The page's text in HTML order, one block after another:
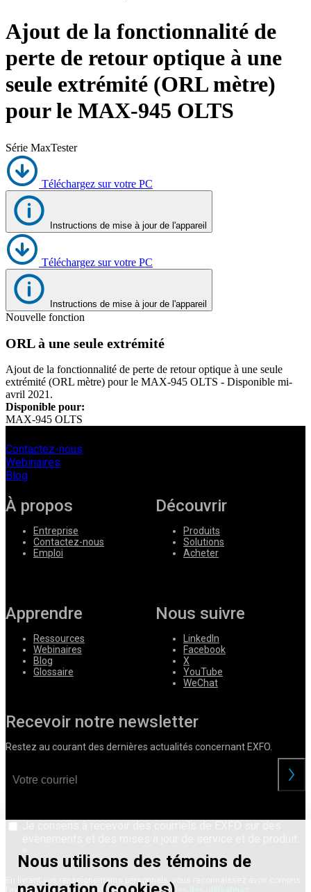
Nous utilisons des témoins de
Services
Acheter
Ressources
Contactez-
nous
connecter
Entreprise
Emploi
Partenaires
Fournisseurs
Ajout de la fonctionnalité de
perte de retour optique à une
seule extrémité (ORL mètre)
pour le MAX-945 OLTS
Série MaxTester
Téléchargez sur votre PC
Instructions de mise à jour de l'appareil
Téléchargez sur votre PC
Instructions de mise à jour de l'appareil
Nouvelle fonction
ORL à une seule extrémité
Ajout de la fonctionnalité de perte de retour optique à une seule
extrémité (ORL mètre) pour le MAX-945 OLTS - Disponible mi-
avril 2021.
Disponible pour:
MAX-945 OLTS
Contactez-nous
Webinaires
Blog
À propos
Entreprise
Contactez-nous
Emploi
Découvrir
Produits
Solutions
Acheter
Apprendre
Ressources
Webinaires
Blog
Glossaire
Nous suivre
LinkedIn
Facebook
X
YouTube
WeChat
Recevoir notre newsletter
Restez au courant des dernières actualités concernant EXFO.
En livrant vos renseignements personnels, vous reconnaissez avoir compris